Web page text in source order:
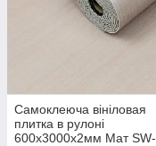
Самоклеюча вініловая
плитка в рулоні
600х3000х2мм Мат SW-